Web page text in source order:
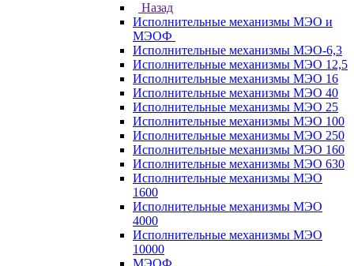
Назад
Исполнительные механизмы МЭО и
МЭОФ
Исполнительные механизмы МЭО-6,3
Исполнительные механизмы МЭО 12,5
Исполнительные механизмы МЭО 16
Исполнительные механизмы МЭО 40
Исполнительные механизмы МЭО 25
Исполнительные механизмы МЭО 100
Исполнительные механизмы МЭО 250
Исполнительные механизмы МЭО 160
Исполнительные механизмы МЭО 630
Исполнительные механизмы МЭО
1600
Исполнительные механизмы МЭО
4000
Исполнительные механизмы МЭО
10000
МЭОФ